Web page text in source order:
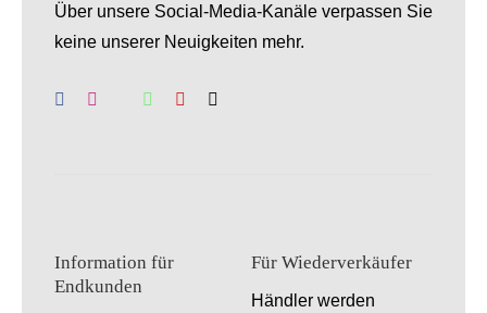
Über unsere Social-Media-Kanäle verpassen Sie
keine unserer Neuigkeiten mehr.
Information für
Endkunden
Für Wiederverkäufer
Händler werden